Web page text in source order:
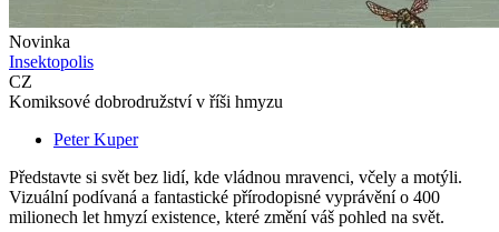
Novinka
Insektopolis
CZ
Komiksové dobrodružství v říši hmyzu
Peter Kuper
Představte si svět bez lidí, kde vládnou mravenci, včely a motýli.
Vizuální podívaná a fantastické přírodopisné vyprávění o 400
milionech let hmyzí existence, které změní váš pohled na svět.